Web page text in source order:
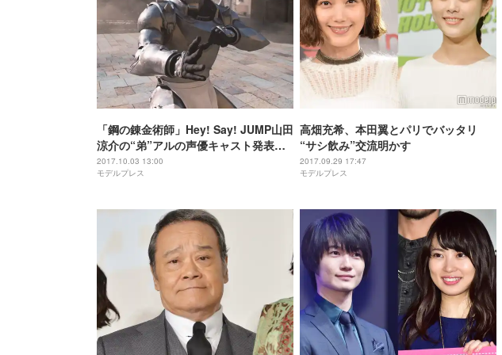
「鋼の錬金術師」Hey! Say! JUMP山田
涼介の“弟”アルの声優キャスト発表
異例の抜擢へ
2017.10.03 13:00
モデルプレス
高畑充希、本田翼とパリでバッタリ
“サシ飲み”交流明かす
2017.09.29 17:47
モデルプレス